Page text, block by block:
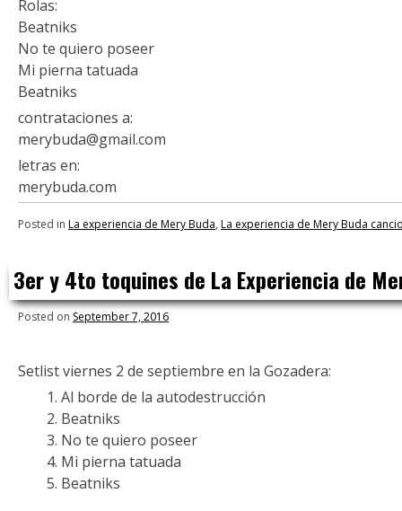
Rolas:
Beatniks
No te quiero poseer
Mi pierna tatuada
Beatniks
contrataciones a:
merybuda@gmail.com
letras en:
merybuda.com
Posted in La experiencia de Mery Buda, La experiencia de Mery Buda
3er y 4to toquines de La Experiencia de
Posted on September 7, 2016
Setlist viernes 2 de septiembre en la Gozadera:
Al borde de la autodestrucción
Beatniks
No te quiero poseer
Mi pierna tatuada
Beatniks